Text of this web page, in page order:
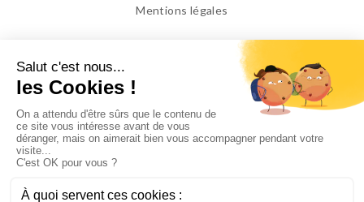
Mentions légales
NEWSLETTER
Je confirme avoir plus de 16 ans et souhaite recevoir